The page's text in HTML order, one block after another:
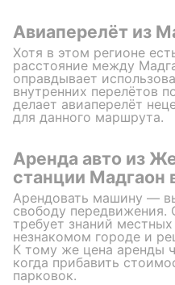
Авиаперелёт из
Хотя в этом регионе
расстояние между
оправдывает
внутренних перелётов
делает авиаперелёт
для данного маршрута.
Аренда авто из
станции Мадгаон
Арендовать машину —
свободу передвижения.
требует знаний
незнакомом городе и
К тому же цена аренды
когда прибавить
парковок.